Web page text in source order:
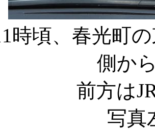
時頃、春光町
側か
前方は
写真